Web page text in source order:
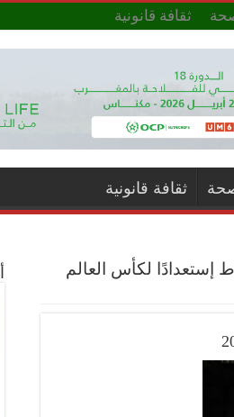
ثقافة قانونية
ثقافة قانونية
إستعدادًا لكأس العالم